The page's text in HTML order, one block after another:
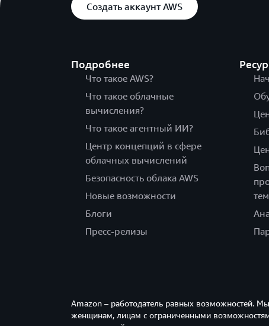
Создать аккаунт AWS
Подробнее
Что такое AWS?
Что такое облачные
вычисления?
Что такое агентный ИИ?
Центр концепций в сфере
облачных вычислений
Безопасность облака AWS
Новые возможности
Блоги
Пресс-релизы
Amazon – работодатель равных возможностей.
женщинам, лицам с ограниченными